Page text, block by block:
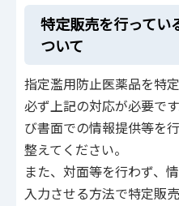
特定販売を行ってい
ついて
指定濫用防止医薬品を特
必ず上記の対応が必要で
び書面での情報提供等を
整えてください。
また、対面等を行わず、
入力させる方法で特定販